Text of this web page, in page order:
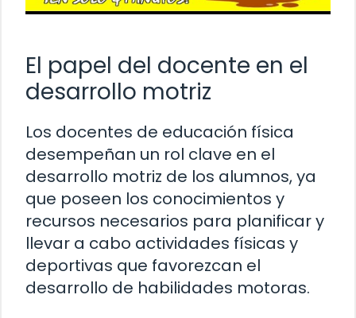
El papel del docente en el
desarrollo motriz
Los docentes de educación física
desempeñan un rol clave en el
desarrollo motriz de los alumnos, ya
que poseen los conocimientos y
recursos necesarios para planificar y
llevar a cabo actividades físicas y
deportivas que favorezcan el
desarrollo de habilidades motoras.